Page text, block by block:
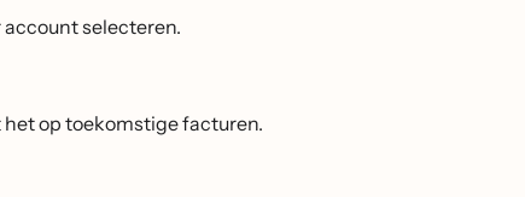
selecteren.
op toekomstige facturen.